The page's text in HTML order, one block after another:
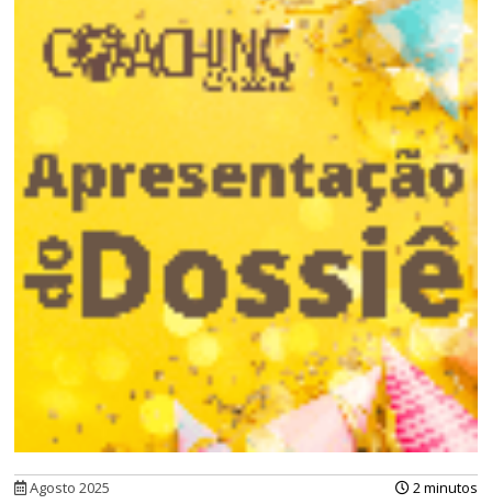
Agosto 2025 2 minutos